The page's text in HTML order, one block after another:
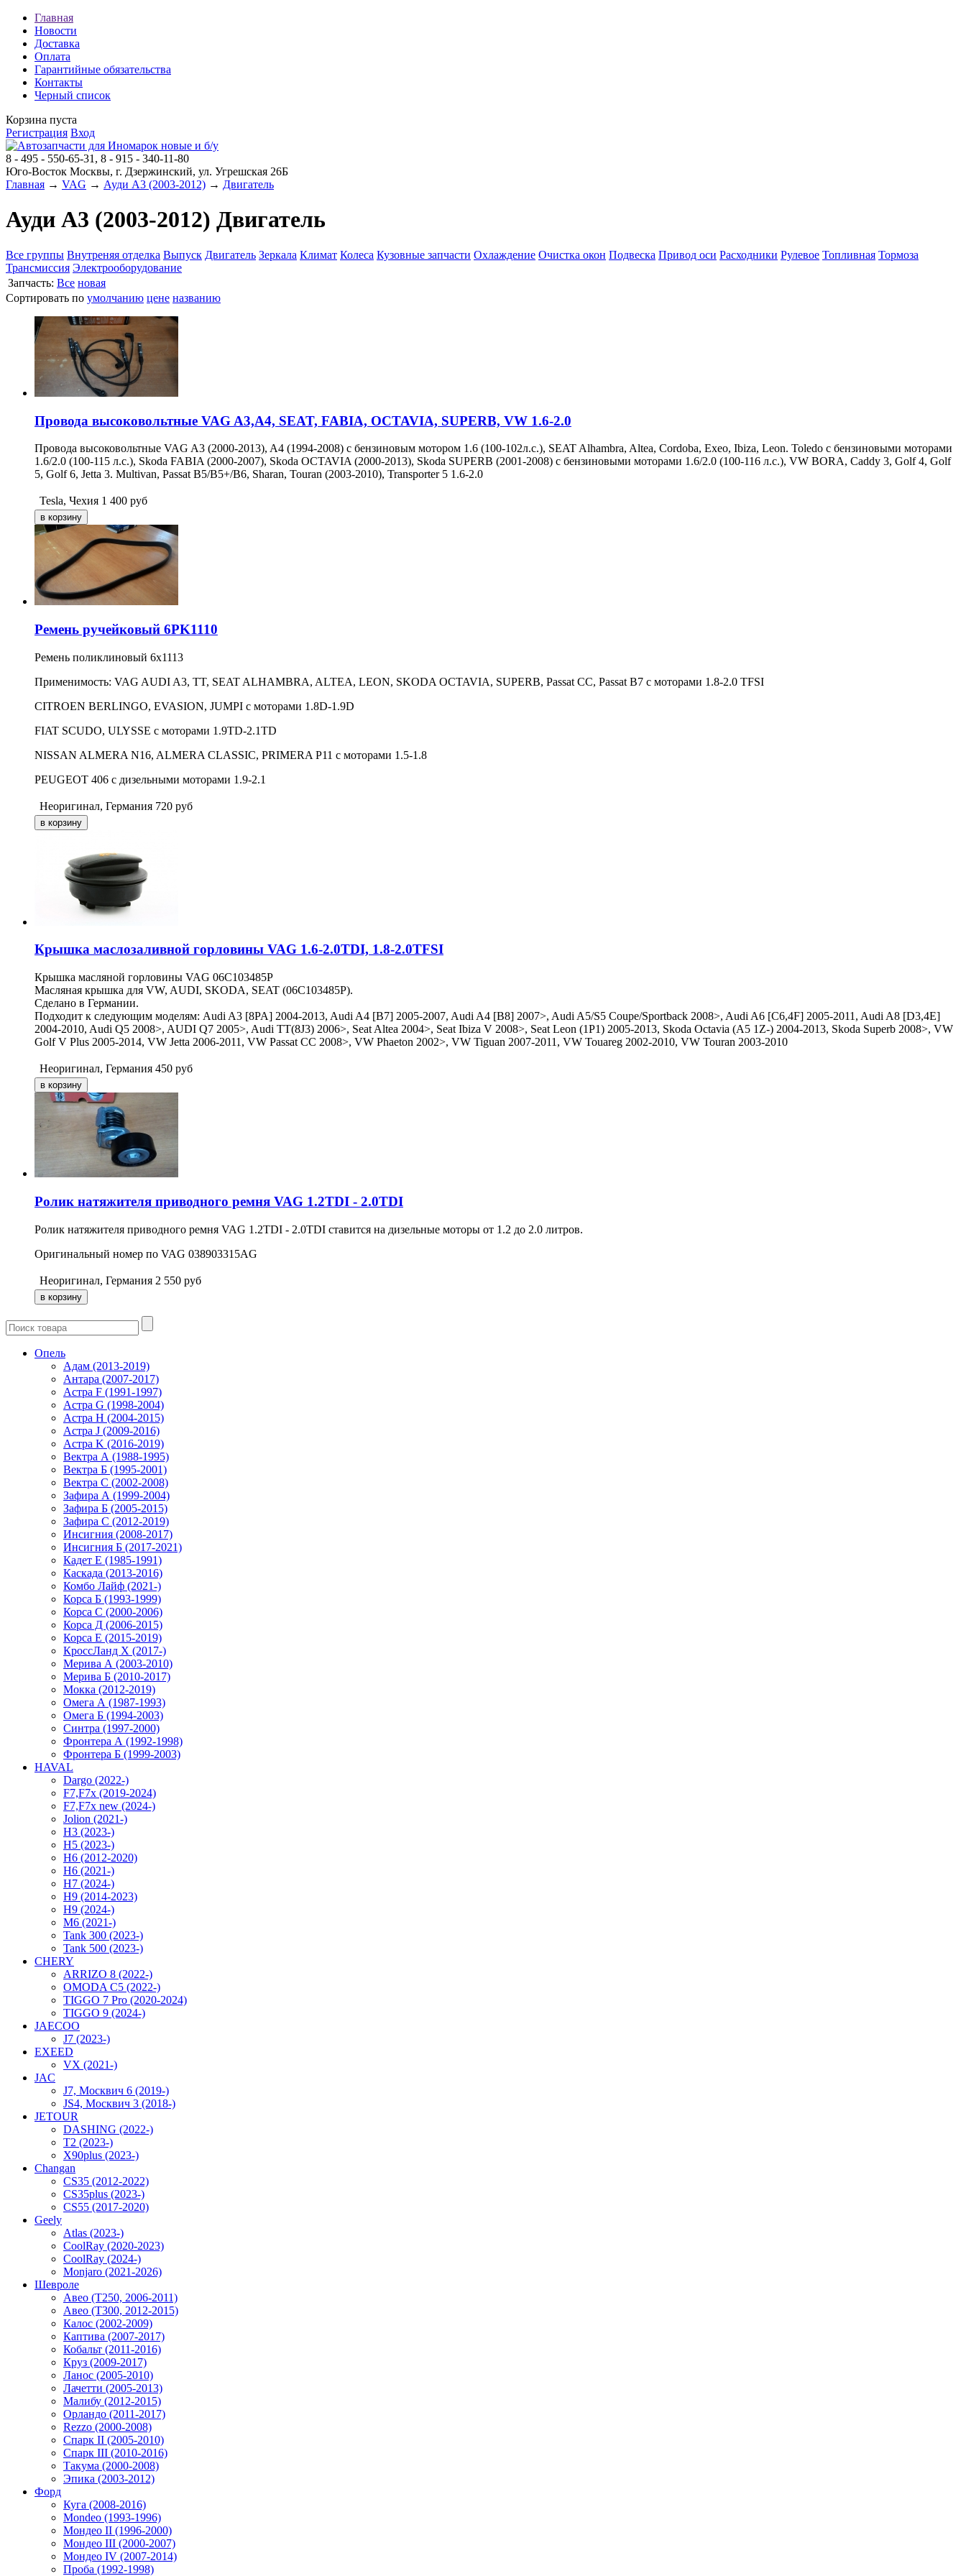
Главная
Новости
Доставка
Оплата
Гарантийные обязательства
Контакты
Черный список
Корзина пуста
Регистрация Вход
8 - 495 - 550-65-31, 8 - 915 - 340-11-80
Юго-Восток Москвы, г. Дзержинский, ул. Угрешская 26Б
Главная → VAG → Ауди A3 (2003-2012) → Двигатель
Ауди A3 (2003-2012) Двигатель
Все группы Внутреняя отделка Выпуск Двигатель Зеркала Климат Колеса Кузовные запчасти Охлаждение Очистка окон Подвеска Привод оси Расходники Рулевое Топливная Тормоза
Трансмиссия Электрооборудование
Запчасть: Все новая
Сортировать по умолчанию цене названию
Провода высоковольтные VAG A3,A4, SEAT, FABIA, OCTAVIA, SUPERB, VW 1.6-2.0
Провода высоковольтные VAG A3 (2000-2013), A4 (1994-2008) с бензиновым мотором 1.6 (100-102л.с.), SEAT Alhambra, Altea, Cordoba, Exeo, Ibiza, Leon. Toledo с бензиновыми моторами
1.6/2.0 (100-115 л.с.), Skoda FABIA (2000-2007), Skoda OCTAVIA (2000-2013), Skoda SUPERB (2001-2008) с бензиновыми моторами 1.6/2.0 (100-116 л.с.), VW BORA, Caddy 3, Golf 4, Golf
5, Golf 6, Jetta 3. Multivan, Passat B5/B5+/B6, Sharan, Touran (2003-2010), Transporter 5 1.6-2.0
Tesla, Чехия 1 400 руб
Ремень ручейковый 6PK1110
Ремень поликлиновый 6х1113
Применимость: VAG AUDI A3, TT, SEAT ALHAMBRA, ALTEA, LEON, SKODA OCTAVIA, SUPERB, Passat CC, Passat B7 с моторами 1.8-2.0 TFSI
CITROEN BERLINGO, EVASION, JUMPI с моторами 1.8D-1.9D
FIAT SCUDO, ULYSSE с моторами 1.9TD-2.1TD
NISSAN ALMERA N16, ALMERA CLASSIC, PRIMERA P11 с моторами 1.5-1.8
PEUGEOT 406 с дизельными моторами 1.9-2.1
Неоригинал, Германия 720 руб
Крышка маслозаливной горловины VAG 1.6-2.0TDI, 1.8-2.0TFSI
Крышка масляной горловины VAG 06C103485P
Масляная крышка для VW, AUDI, SKODA, SEAT (06C103485P).
Сделано в Германии.
Подходит к следующим моделям: Audi A3 [8PA] 2004-2013, Audi A4 [B7] 2005-2007, Audi A4 [B8] 2007>, Audi A5/S5 Coupe/Sportback 2008>, Audi A6 [C6,4F] 2005-2011, Audi A8 [D3,4E]
2004-2010, Audi Q5 2008>, AUDI Q7 2005>, Audi TT(8J3) 2006>, Seat Altea 2004>, Seat Ibiza V 2008>, Seat Leon (1P1) 2005-2013, Skoda Octavia (A5 1Z-) 2004-2013, Skoda Superb 2008>, VW
Golf V Plus 2005-2014, VW Jetta 2006-2011, VW Passat CC 2008>, VW Phaeton 2002>, VW Tiguan 2007-2011, VW Touareg 2002-2010, VW Touran 2003-2010
Неоригинал, Германия 450 руб
Ролик натяжителя приводного ремня VAG 1.2TDI - 2.0TDI
Ролик натяжителя приводного ремня VAG 1.2TDI - 2.0TDI ставится на дизельные моторы от 1.2 до 2.0 литров.
Оригинальный номер по VAG 038903315AG
Неоригинал, Германия 2 550 руб
Опель
Адам (2013-2019)
Антара (2007-2017)
Астра F (1991-1997)
Астра G (1998-2004)
Астра H (2004-2015)
Астра J (2009-2016)
Астра K (2016-2019)
Вектра А (1988-1995)
Вектра Б (1995-2001)
Вектра С (2002-2008)
Зафира А (1999-2004)
Зафира Б (2005-2015)
Зафира С (2012-2019)
Инсигния (2008-2017)
Инсигния Б (2017-2021)
Кадет Е (1985-1991)
Каскада (2013-2016)
Комбо Лайф (2021-)
Корса Б (1993-1999)
Корса С (2000-2006)
Корса Д (2006-2015)
Корса E (2015-2019)
КроссЛанд X (2017-)
Мерива А (2003-2010)
Мерива Б (2010-2017)
Мокка (2012-2019)
Омега А (1987-1993)
Омега Б (1994-2003)
Синтра (1997-2000)
Фронтера А (1992-1998)
Фронтера Б (1999-2003)
HAVAL
Dargo (2022-)
F7,F7x (2019-2024)
F7,F7x new (2024-)
Jolion (2021-)
H3 (2023-)
H5 (2023-)
H6 (2012-2020)
H6 (2021-)
H7 (2024-)
H9 (2014-2023)
H9 (2024-)
M6 (2021-)
Tank 300 (2023-)
Tank 500 (2023-)
CHERY
ARRIZO 8 (2022-)
OMODA C5 (2022-)
TIGGO 7 Pro (2020-2024)
TIGGO 9 (2024-)
JAECOO
J7 (2023-)
EXEED
VX (2021-)
JAC
J7, Москвич 6 (2019-)
JS4, Москвич 3 (2018-)
JETOUR
DASHING (2022-)
T2 (2023-)
X90plus (2023-)
Changan
CS35 (2012-2022)
CS35plus (2023-)
CS55 (2017-2020)
Geely
Atlas (2023-)
CoolRay (2020-2023)
CoolRay (2024-)
Monjaro (2021-2026)
Шевроле
Авео (T250, 2006-2011)
Авео (T300, 2012-2015)
Калос (2002-2009)
Каптива (2007-2017)
Кобальт (2011-2016)
Круз (2009-2017)
Ланос (2005-2010)
Лачетти (2005-2013)
Малибу (2012-2015)
Орландо (2011-2017)
Rezzo (2000-2008)
Спарк II (2005-2010)
Спарк III (2010-2016)
Такума (2000-2008)
Эпика (2003-2012)
Форд
Куга (2008-2016)
Mondeo (1993-1996)
Мондео II (1996-2000)
Мондео III (2000-2007)
Мондео IV (2007-2014)
Проба (1992-1998)